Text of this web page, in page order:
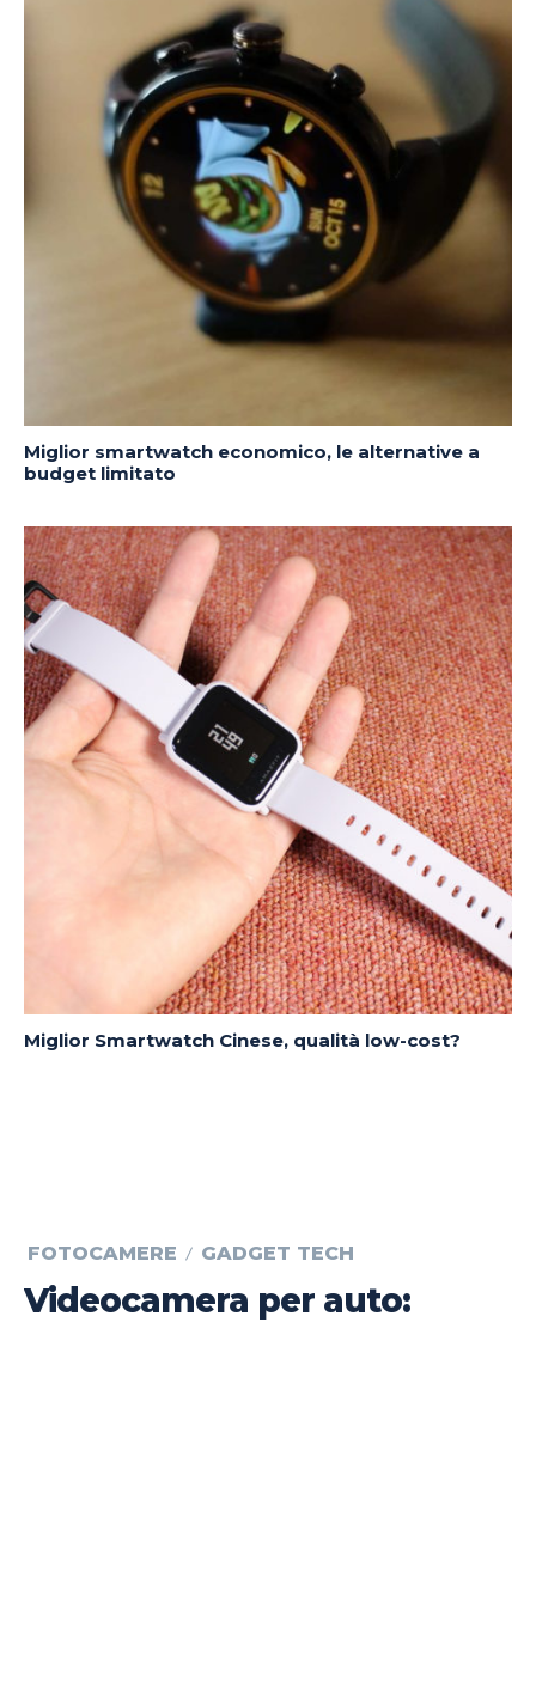
Miglior smartwatch economico, le alternative a
budget limitato
Miglior Smartwatch Cinese, qualità low-cost?